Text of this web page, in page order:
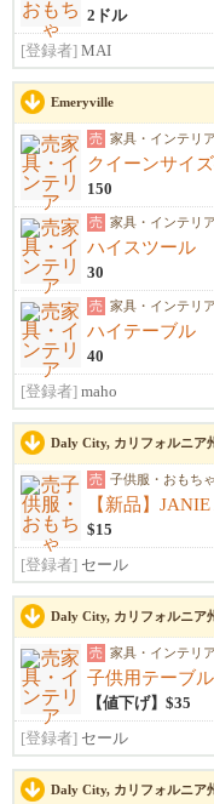
2ドル
[登録者] MAI
Emeryville
売 家具・インテリア
クイーンサイ
150
売 家具・インテリア
ハイスツール
30
売 家具・インテリア
ハイテーブル
40
[登録者] maho
Daly City, カリフォルニア
売 子供服・おもちゃ
【新品】
$15
[登録者] セール
Daly City, カリフォルニア
売 家具・インテリア
子供用テーブ
【値下げ】$35
[登録者] セール
Daly City, カリフォルニア